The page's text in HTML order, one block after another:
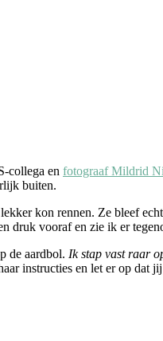
collega en fotograafMildrid
buiten.
kon rennen. Ze bleef
druk vooraf en zie ik er
de aardbol. Ik stap vast raar
instructies en let er op dat